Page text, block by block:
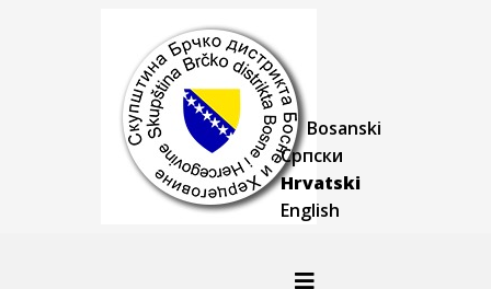
Bosanski
Српски
Hrvatski
English